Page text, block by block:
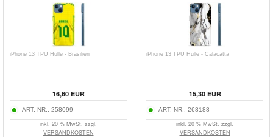
iPhone 13 TPU Hülle - Brasilien
16,60EUR
ART. NR.: 258099
inkl. 20 % MwSt. zzgl.
VERSANDKOSTEN
iPhone 13 TPU Hülle - Calacatta
15,30EUR
ART. NR.: 268188
inkl. 20 % MwSt. zzgl.
VERSANDKOSTEN